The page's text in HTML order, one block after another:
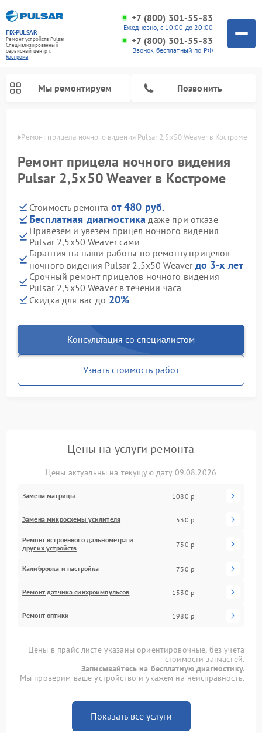
FIX-PULSAR
Ремонт устройств Pulsar
Специализированный
cервисный центр г.
Кострома
+7 (800) 301-55-83
Ежедневно, с 10:00 до 20:00
+7 (800) 301-55-83
Звонок бесплатный по РФ
Мы ремонтируем Позвонить
Ремонт прицела ночного видения Pulsar 2,5x50 Weaver в Костроме
Ремонт прицела ночного видения
Pulsar 2,5x50 Weaver в Костроме
Стоимость ремонта от 480 руб.
Бесплатная диагностика даже при отказе
Привезем и увезем прицел ночного видения
Pulsar 2,5x50 Weaver сами
Гарантия на наши работы по ремонту прицелов
ночного видения Pulsar 2,5x50 Weaver до 3-х лет
Срочный ремонт прицелов ночного видения
Pulsar 2,5x50 Weaver в течении часа
Скидка для вас до 20%
Консультация со специалистом
Узнать стоимость работ
Цены на услуги ремонта
Цены актуальны на текущую дату 09.08.2026
Замена матрицы 1080 р
Замена микросхемы усилителя 530 р
Ремонт встроенного дальнометра и
других устройств
730 р
Калибровка и настройка 730 р
Ремонт датчика синхроимпульсов 1530 р
Ремонт оптики 1980 р
Цены в прайс-листе указаны ориентировочные, без учета
стоимости запчастей.
Записывайтесь на бесплатную диагностику.
Мы проверим ваше устройство и укажем на неисправность.
Показать все услуги